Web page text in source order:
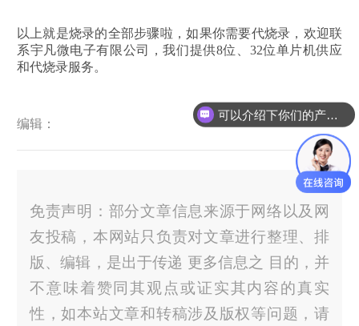
以上就是烧录的全部步骤啦，如果你需要代烧录，欢迎联
系宇凡微电子有限公司，我们提供8位、32位单片机供应
和代烧录服务。
编辑：
免责声明：部分文章信息来源于网络以及网
友投稿，本网站只负责对文章进行整理、排
版、编辑，是出于传递 更多信息之 目的，并
不意味着赞同其观点或证实其内容的真实
性，如本站文章和转稿涉及版权等问题，请
可以介绍下你们的产品么？